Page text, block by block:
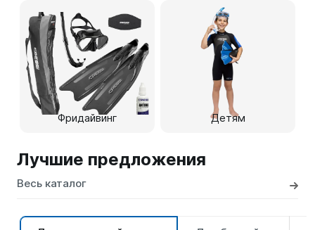
Фридайвинг Детям
Лучшие предложения
Весь каталог